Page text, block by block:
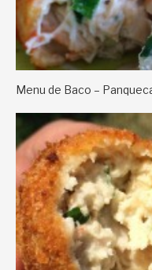
Menu de Baco –